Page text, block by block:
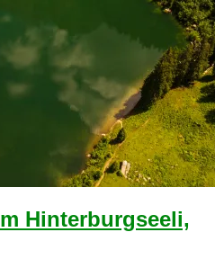
Hinterburgseeli,